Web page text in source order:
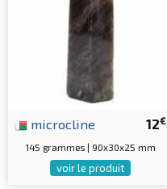
12€
microcline
145 grammes | 90x30x25 mm
voir le produit